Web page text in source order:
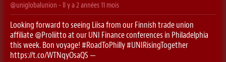
@uniglobalunion - Il y a 2 années 11 mois
Looking forward to seeing Liisa from our Finnish trade union
affiliate @Proliitto at our UNI Finance conferences in Philadelphia
this week. Bon voyage! #RoadToPhilly#UNIRisingTogether
https://t.co/WTNqyOsaQS —